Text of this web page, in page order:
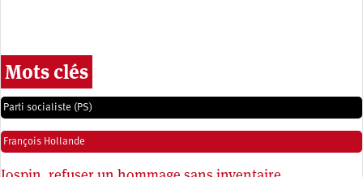
Mots clés
Parti socialiste (PS)
François Hollande